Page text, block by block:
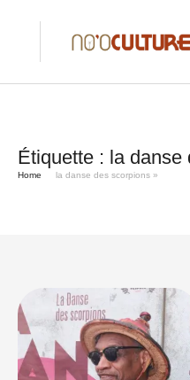
Étiquette : la danse
Home la danse des scorpions »